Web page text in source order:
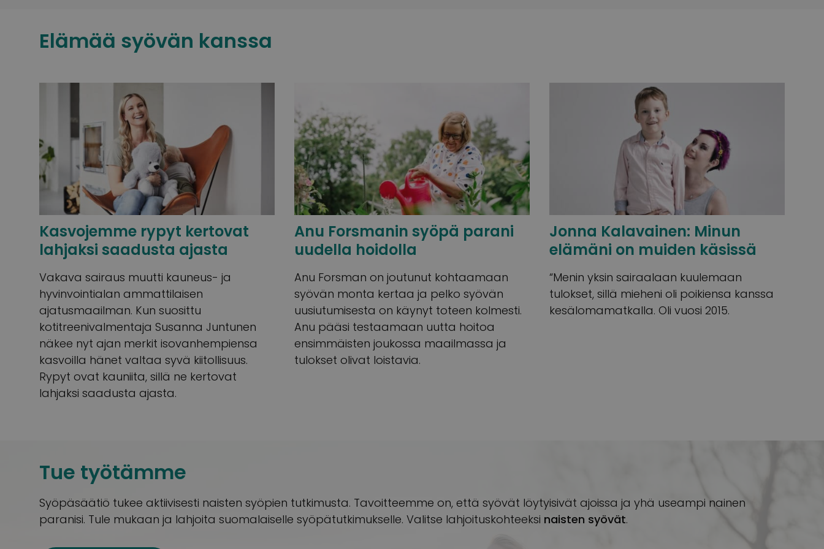
Elämää syövän kanssa
Kasvojemme rypyt kertovat
lahjaksi saadusta ajasta
Vakava sairaus muutti kauneus- ja
hyvinvointialan ammattilaisen
ajatusmaailman. Kun suosittu
kotitreenivalmentaja Susanna Juntunen
näkee nyt ajan merkit isovanhempiensa
kasvoilla hänet valtaa syvä kiitollisuus.
Rypyt ovat kauniita, sillä ne kertovat
lahjaksi saadusta ajasta.
Anu Forsmanin syöpä parani
uudella hoidolla
Anu Forsman on joutunut kohtaamaan
syövän monta kertaa ja pelko syövän
uusiutumisesta on käynyt toteen kolmesti.
Anu pääsi testaamaan uutta hoitoa
ensimmäisten joukossa maailmassa ja
tulokset olivat loistavia.
Jonna Kalavainen: Minun
elämäni on muiden käsissä
“Menin yksin sairaalaan kuulemaan
tulokset, sillä mieheni oli poikiensa kanssa
kesälomamatkalla. Oli vuosi 2015.
Tue työtämme
Syöpäsäätiö tukee aktiivisesti naisten syöpien tutkimusta. Tavoitteemme on, että syövät löytyisivät ajoissa ja yhä useampi nainen
paranisi. Tule mukaan ja lahjoita suomalaiselle syöpätutkimukselle. Valitse lahjoituskohteeksi naisten syövät.